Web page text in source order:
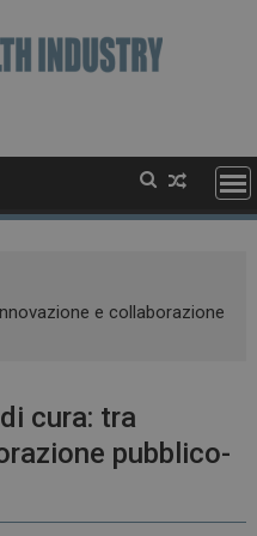
e collaborazione
cura: tra
pubblico-